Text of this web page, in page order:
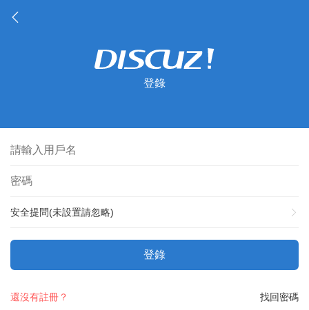
登錄
安全提問(未設置請忽略)
登錄
找回密碼
還沒有註冊？